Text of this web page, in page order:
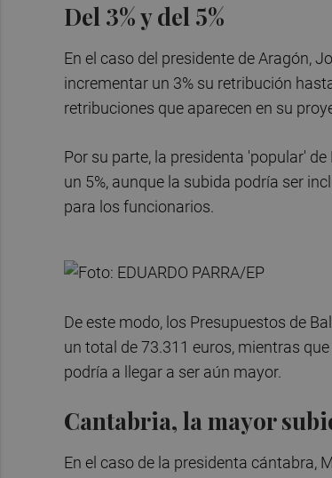
Del 3% y del 5%
En el caso del presidente de Aragón,
incrementar un 3% su retribución
retribuciones que aparecen en su
Por su parte, la presidenta 'popular' de
un 5%, aunque la subida podría ser
para los funcionarios.
De este modo, los Presupuestos de
un total de 73.311 euros, mientras
podría a llegar a ser aún mayor.
Cantabria, la mayor
En el caso de la presidenta cántabra,